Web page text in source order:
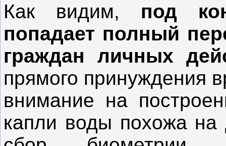
Как видим, под
попадает полный
граждан личных
прямого принуждения
внимание на
капли воды похожа на